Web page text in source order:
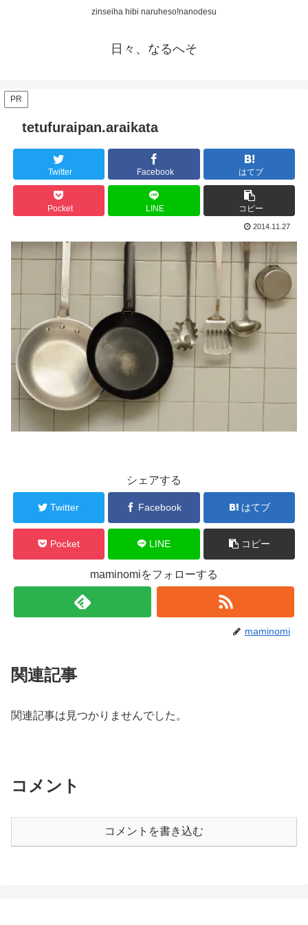
zinseiha hibi naruheso!nanodesu
日々、なるへそ
PR
tetufuraipan.araikata
Twitter Facebook はてブ
Pocket LINE コピー
2014.11.27
シェアする
Twitter Facebook はてブ
Pocket LINE コピー
maminomiをフォローする
maminomi
関連記事
関連記事は見つかりませんでした。
コメント
コメントを書き込む